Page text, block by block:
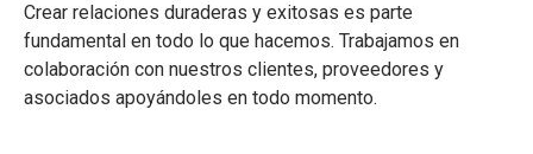
Crear relaciones duraderas y exitosas es parte
fundamental en todo lo que hacemos. Trabajamos en
colaboración con nuestros clientes, proveedores y
asociados apoyándoles en todo momento.